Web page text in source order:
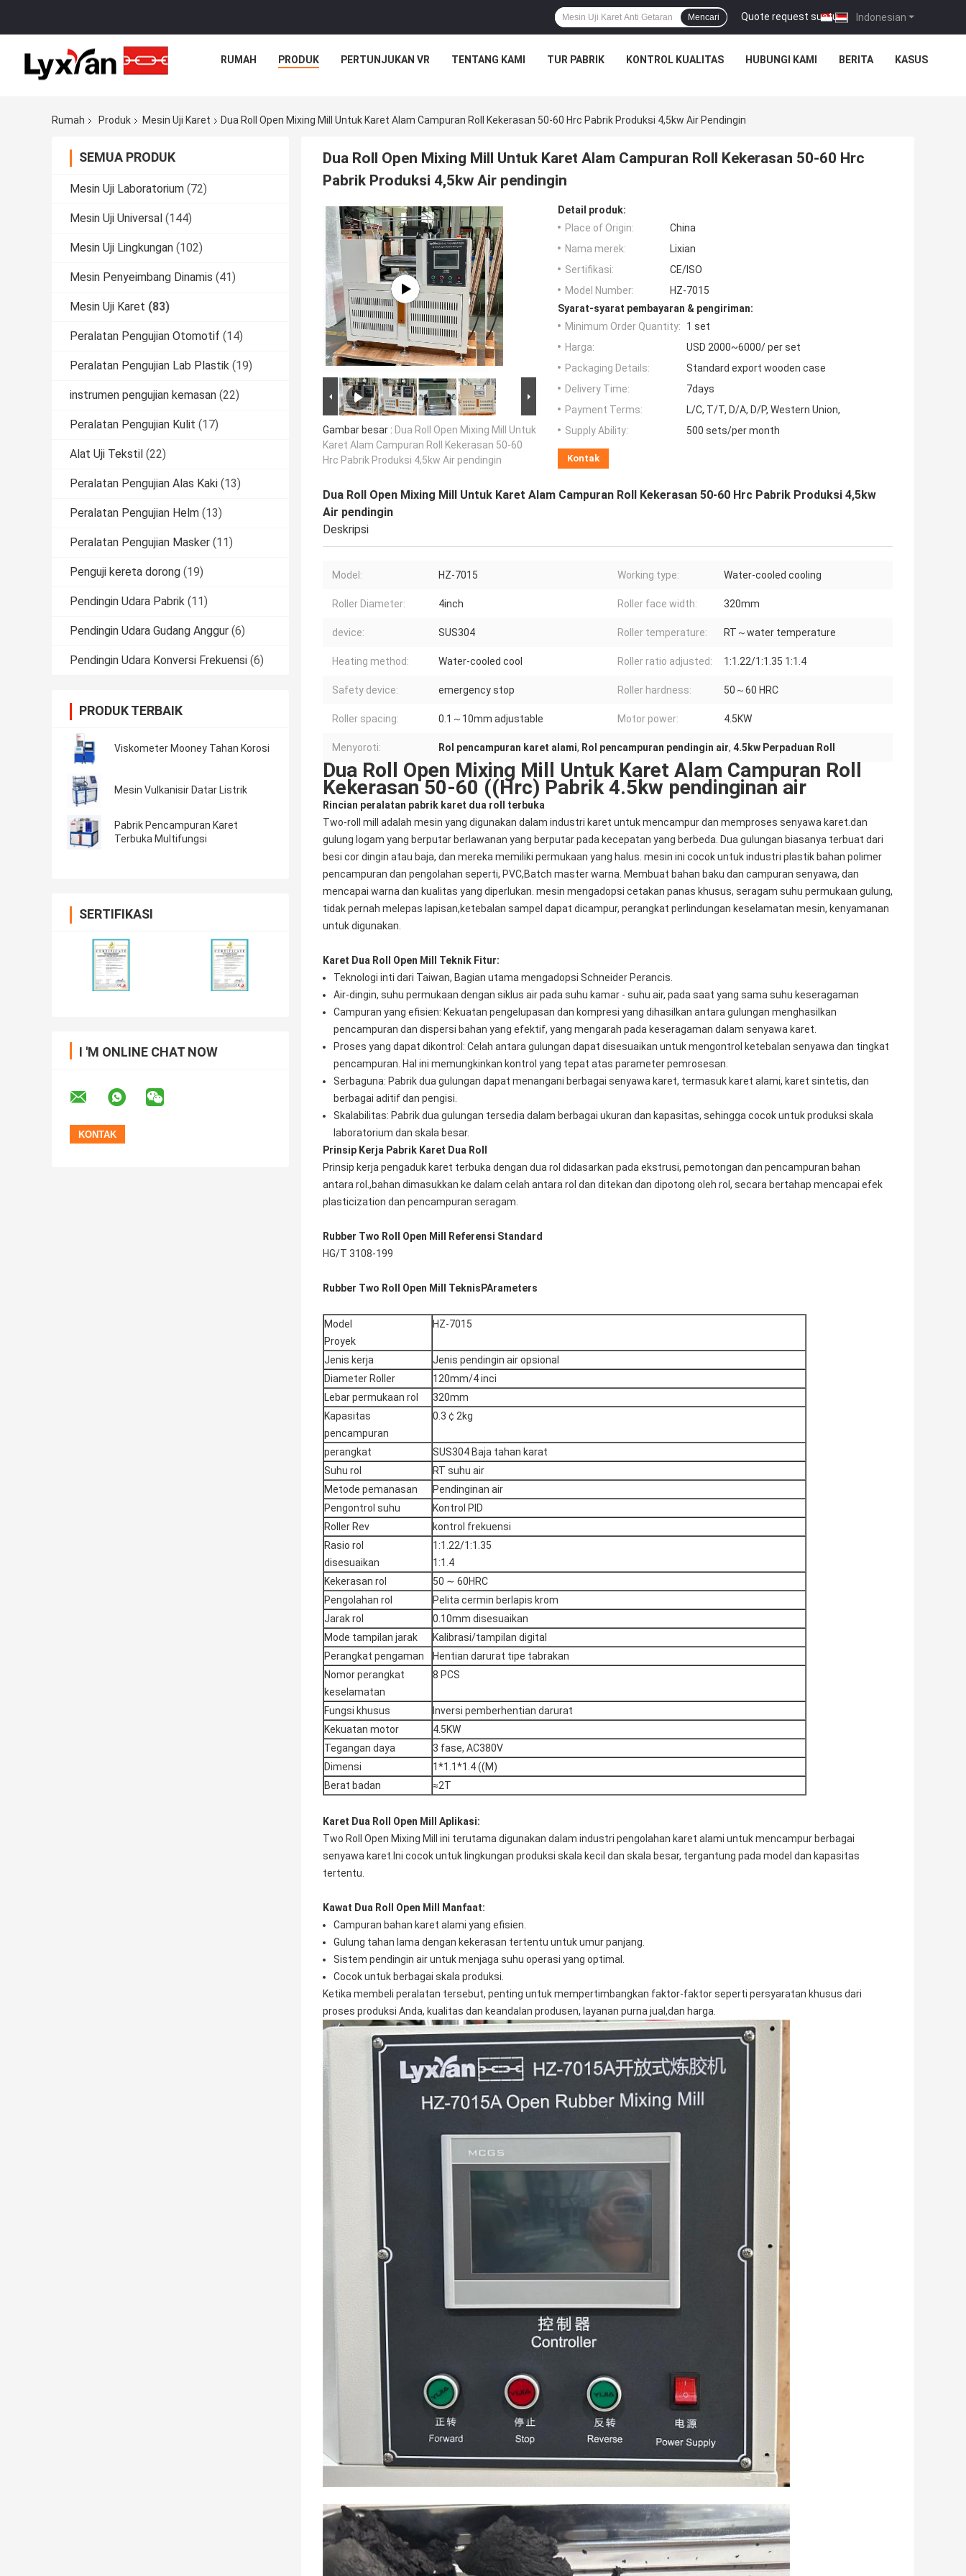
Indonesian
Quote request suatu |
Mencari
RUMAH PRODUK PERTUNJUKAN VR TENTANG KAMI TUR PABRIK KONTROL KUALITAS HUBUNGI KAMI BERITA KASUS
Rumah Produk Mesin Uji Karet Dua Roll Open Mixing Mill Untuk Karet Alam Campuran Roll Kekerasan 50-60 Hrc Pabrik Produksi 4,5kw Air Pendingin
SEMUA PRODUK
Mesin Uji Laboratorium (72)
Mesin Uji Universal (144)
Mesin Uji Lingkungan (102)
Mesin Penyeimbang Dinamis (41)
Mesin Uji Karet (83)
Peralatan Pengujian Otomotif (14)
Peralatan Pengujian Lab Plastik (19)
instrumen pengujian kemasan (22)
Peralatan Pengujian Kulit (17)
Alat Uji Tekstil (22)
Peralatan Pengujian Alas Kaki (13)
Peralatan Pengujian Helm (13)
Peralatan Pengujian Masker (11)
Penguji kereta dorong (19)
Pendingin Udara Pabrik (11)
Pendingin Udara Gudang Anggur (6)
Pendingin Udara Konversi Frekuensi (6)
PRODUK TERBAIK
Viskometer Mooney Tahan Korosi
Mesin Vulkanisir Datar Listrik
Pabrik Pencampuran Karet
Terbuka Multifungsi
SERTIFIKASI
I 'M ONLINE CHAT NOW
Dua Roll Open Mixing Mill Untuk Karet Alam Campuran Roll Kekerasan 50-60 Hrc
Pabrik Produksi 4,5kw Air pendingin
Gambar besar : Dua Roll Open Mixing Mill Untuk
Karet Alam Campuran Roll Kekerasan 50-60
Hrc Pabrik Produksi 4,5kw Air pendingin
Detail produk:
Place of Origin:
China
Nama merek:
Lixian
Sertifikasi:
CE/ISO
Model Number:
HZ-7015
Syarat-syarat pembayaran & pengiriman:
Minimum Order Quantity:
1 set
Harga:
USD 2000~6000/ per set
Packaging Details:
Standard export wooden case
Delivery Time:
7days
Payment Terms:
L/C, T/T, D/A, D/P, Western Union,
Supply Ability:
500 sets/per month
Kontak
Dua Roll Open Mixing Mill Untuk Karet Alam Campuran Roll Kekerasan 50-60 Hrc Pabrik Produksi 4,5kw
Air pendingin
Deskripsi
Model: HZ-7015 Working type: Water-cooled cooling
Roller Diameter: 4inch Roller face width: 320mm
device: SUS304 Roller temperature: RT～water temperature
Heating method: Water-cooled cool Roller ratio adjusted: 1:1.22/1:1.35 1:1.4
Safety device: emergency stop Roller hardness: 50～60 HRC
Roller spacing: 0.1～10mm adjustable Motor power: 4.5KW
Menyoroti: Rol pencampuran karet alami, Rol pencampuran pendingin air, 4.5kw Perpaduan Roll
Dua Roll Open Mixing Mill Untuk Karet Alam Campuran Roll
Kekerasan 50-60 ((Hrc) Pabrik 4.5kw pendinginan air
Rincian peralatan pabrik karet dua roll terbuka
Two-roll mill adalah mesin yang digunakan dalam industri karet untuk mencampur dan memproses senyawa karet.dan
gulung logam yang berputar berlawanan yang berputar pada kecepatan yang berbeda. Dua gulungan biasanya terbuat dari
besi cor dingin atau baja, dan mereka memiliki permukaan yang halus. mesin ini cocok untuk industri plastik bahan polimer
pencampuran dan pengolahan seperti, PVC,Batch master warna. Membuat bahan baku dan campuran senyawa, dan
mencapai warna dan kualitas yang diperlukan. mesin mengadopsi cetakan panas khusus, seragam suhu permukaan gulung,
tidak pernah melepas lapisan,ketebalan sampel dapat dicampur, perangkat perlindungan keselamatan mesin, kenyamanan
untuk digunakan.
Karet Dua Roll Open Mill Teknik Fitur:
Teknologi inti dari Taiwan, Bagian utama mengadopsi Schneider Perancis.
Air-dingin, suhu permukaan dengan siklus air pada suhu kamar - suhu air, pada saat yang sama suhu keseragaman
Campuran yang efisien: Kekuatan pengelupasan dan kompresi yang dihasilkan antara gulungan menghasilkan
pencampuran dan dispersi bahan yang efektif, yang mengarah pada keseragaman dalam senyawa karet.
Proses yang dapat dikontrol: Celah antara gulungan dapat disesuaikan untuk mengontrol ketebalan senyawa dan tingkat
pencampuran. Hal ini memungkinkan kontrol yang tepat atas parameter pemrosesan.
Serbaguna: Pabrik dua gulungan dapat menangani berbagai senyawa karet, termasuk karet alami, karet sintetis, dan
berbagai aditif dan pengisi.
Skalabilitas: Pabrik dua gulungan tersedia dalam berbagai ukuran dan kapasitas, sehingga cocok untuk produksi skala
laboratorium dan skala besar.
Prinsip Kerja Pabrik Karet Dua Roll
Prinsip kerja pengaduk karet terbuka dengan dua rol didasarkan pada ekstrusi, pemotongan dan pencampuran bahan
antara rol.,bahan dimasukkan ke dalam celah antara rol dan ditekan dan dipotong oleh rol, secara bertahap mencapai efek
plasticization dan pencampuran seragam.
Rubber Two Roll Open Mill Referensi Standard
HG/T 3108-199
Rubber Two Roll Open Mill Teknis PArameters
Model
Proyek
HZ-7015
Jenis kerja
Jenis pendingin air opsional
Diameter Roller
120mm/4 inci
Lebar permukaan rol
320mm
Kapasitas
pencampuran
0.3 ¢ 2kg
perangkat
SUS304 Baja tahan karat
Suhu rol
RT suhu air
Metode pemanasan
Pendinginan air
Pengontrol suhu
Kontrol PID
Roller Rev
kontrol frekuensi
Rasio rol
disesuaikan
1:1.22/1:1.35
1:1.4
Kekerasan rol
50 ∼ 60HRC
Pengolahan rol
Pelita cermin berlapis krom
Jarak rol
0.10mm disesuaikan
Mode tampilan jarak
Kalibrasi/tampilan digital
Perangkat pengaman
Hentian darurat tipe tabrakan
Nomor perangkat
keselamatan
8 PCS
Fungsi khusus
Inversi pemberhentian darurat
Kekuatan motor
4.5KW
Tegangan daya
3 fase, AC380V
Dimensi
1*1.1*1.4 ((M)
Berat badan
≈2T
Karet Dua Roll Open Mill Aplikasi:
Two Roll Open Mixing Mill ini terutama digunakan dalam industri pengolahan karet alami untuk mencampur berbagai
senyawa karet.Ini cocok untuk lingkungan produksi skala kecil dan skala besar, tergantung pada model dan kapasitas
tertentu.
Kawat Dua Roll Open Mill Manfaat:
Campuran bahan karet alami yang efisien.
Gulung tahan lama dengan kekerasan tertentu untuk umur panjang.
Sistem pendingin air untuk menjaga suhu operasi yang optimal.
Cocok untuk berbagai skala produksi.
Ketika membeli peralatan tersebut, penting untuk mempertimbangkan faktor-faktor seperti persyaratan khusus dari
proses produksi Anda, kualitas dan keandalan produsen, layanan purna jual,dan harga.